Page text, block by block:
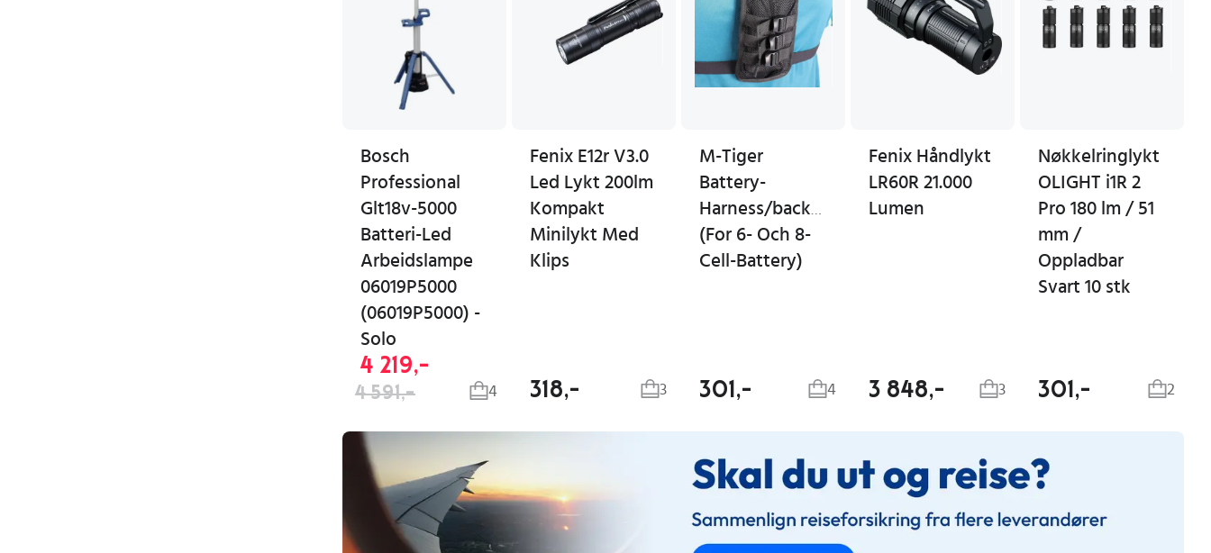
Bosch
Professional
Glt18v-5000
Batteri-Led
Arbeidslampe
06019P5000
(06019P5000) -
Solo
4 219,-
4 591,- 4
Fenix E12r V3.0
Led Lykt 200lm
Kompakt
Minilykt Med
Klips
318,- 3
M-Tiger
Battery-
Harness/backpack
(For 6- Och 8-
Cell-Battery)
301,- 4
Fenix Håndlykt
LR60R 21.000
Lumen
3 848,- 3
Nøkkelringlykt
OLIGHT i1R 2
Pro 180 lm / 51
mm /
Oppladbar
Svart 10 stk
301,- 2